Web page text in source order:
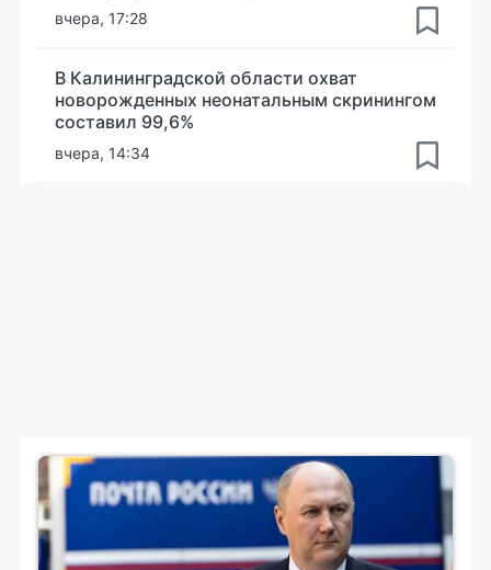
вчера, 17:28
В Калининградской области охват
новорожденных неонатальным скринингом
составил 99,6%
вчера, 14:34